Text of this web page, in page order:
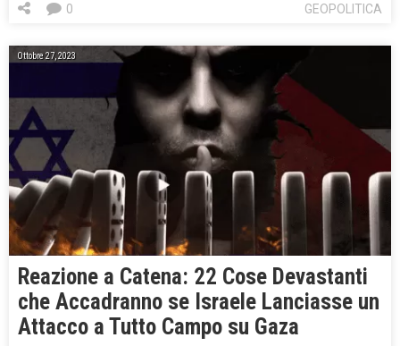
GEOPOLITICA
0
Ottobre 27, 2023
Reazione a Catena: 22 Cose Devastanti
che Accadranno se Israele Lanciasse un
Attacco a Tutto Campo su Gaza